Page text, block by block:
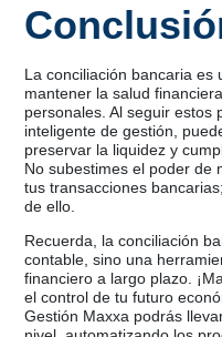
La conciliación bancaria es
mantener la salud
personales. Al seguir estos
inteligente de gestión,
preservar la liquidez y
No subestimes el poder de
tus transacciones
de ello.
Recuerda, la conciliación
contable, sino una
financiero a largo plazo.
el control de tu futuro
Gestión Maxxa podrás